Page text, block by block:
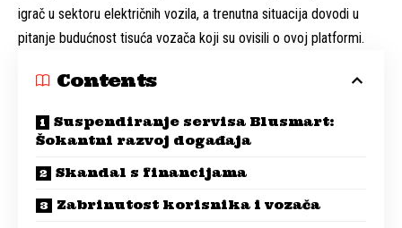
igrač u sektoru električnih vozila, a trenutna situacija dovodi u
pitanje budućnost tisuća vozača koji su ovisili o ovoj platformi.
Contents
Suspendiranje servisa Blusmart:
Šokantni razvoj događaja
Skandal s financijama
Zabrinutost korisnika i vozača